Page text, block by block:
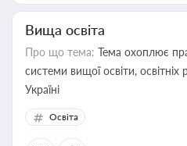
Вища освіта
Про що тема: Тема охоплює
системи вищої освіти, освітніх
Україні
Освіта